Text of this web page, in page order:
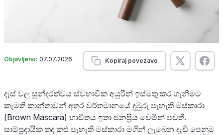
Objavljeno: 07.07.2026 Kopiraj povezavo
දෑස් වල සුන්දරත්වය ස්වභාවික අයුරින් ඉස්මතු කර ගැනීමට
කැමති කාන්තාවන් අතර වර්තමානයේ දුඹුරු පැහැති මස්කාරා
(Brown Mascara) භාවිතය ඉතා ජනප්‍රිය වෙමින් පවතී.
සාම්ප්‍රදායික තද කළු පැහැති මස්කාරා මගින් ලැබෙන දැඩි පෙනුම